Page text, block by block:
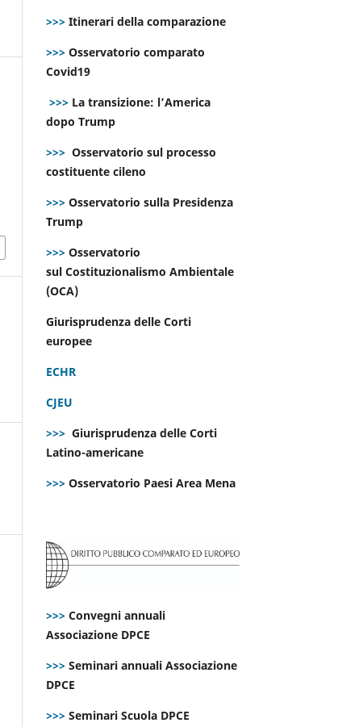
>>> Itinerari della comparazione
>>> Osservatorio comparato
Covid19
>>> La transizione: l’America
dopo Trump
>>> Osservatorio sul processo
costituente cileno
>>> Osservatorio sulla Presidenza
Trump
>>> Osservatorio
sul Costituzionalismo Ambientale
(OCA)
Giurisprudenza delle Corti
europee
ECHR
CJEU
>>> Giurisprudenza delle Corti
Latino-americane
>>> Osservatorio Paesi Area Mena
>>> Convegni annuali
Associazione DPCE
>>> Seminari annuali Associazione
DPCE
>>> Seminari Scuola DPCE